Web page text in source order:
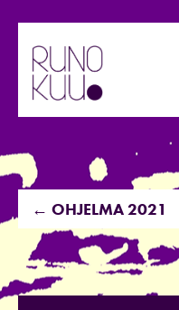
sisältöön
← OHJELMA 2021